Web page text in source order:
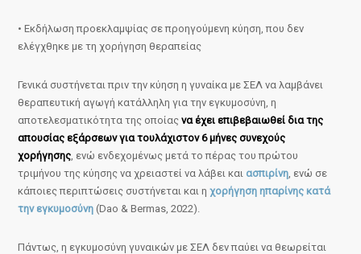
• Εκδήλωση προεκλαμψίας σε προηγούμενη κύηση, που δεν
ελέγχθηκε με τη χορήγηση θεραπείας
Γενικά συστήνεται πριν την κύηση η γυναίκα με ΣΕΛ να λαμβάνει
θεραπευτική αγωγή κατάλληλη για την εγκυμοσύνη, η
αποτελεσματικότητα της οποίαςνα έχει επιβεβαιωθεί δια της
απουσίας εξάρσεων για τουλάχιστον 6 μήνες συνεχούς
χορήγησης, ενώ ενδεχομένως μετά το πέρας του πρώτου
τριμήνου της κύησης να χρειαστεί να λάβει και ασπιρίνη, ενώ σε
κάποιες περιπτώσεις συστήνεται και ηχορήγηση ηπαρίνης κατά
την εγκυμοσύνη (Dao & Bermas, 2022).
Πάντως, η εγκυμοσύνη γυναικών με ΣΕΛ δεν παύει να θεωρείται